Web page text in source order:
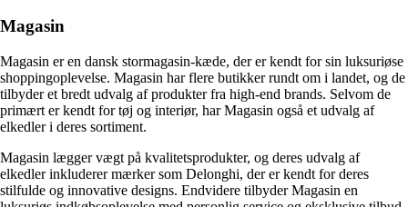
Magasin
Magasin er en dansk stormagasin-kæde, der er kendt for sin luksuriøse
shoppingoplevelse. Magasin har flere butikker rundt om i landet, og de
tilbyder et bredt udvalg af produkter fra high-end brands. Selvom de
primært er kendt for tøj og interiør, har Magasin også et udvalg af
elkedler i deres sortiment.
Magasin lægger vægt på kvalitetsprodukter, og deres udvalg af
elkedler inkluderer mærker som Delonghi, der er kendt for deres
stilfulde og innovative designs. Endvidere tilbyder Magasin en